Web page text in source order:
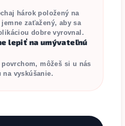
hárok položený na
zaťažený, aby sa
dobre vyrovnal.
lepiť na umývateľnú
môžeš si u nás
vyskúšanie.